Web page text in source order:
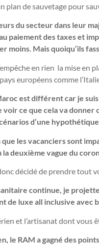
plan de sauvetage pour
du secteur dans leur
paiement des taxes et
moins. Mais quoiqu’ils
en rien la mise en
européens comme
est différent car je
voir ce que cela va
d’une
que les vacanciers sont
la deuxième vague du
décidé de prendre tout
continue, je
de luxe all inclusive avec
et l’artisanat dont vous
le RAM a gagné des